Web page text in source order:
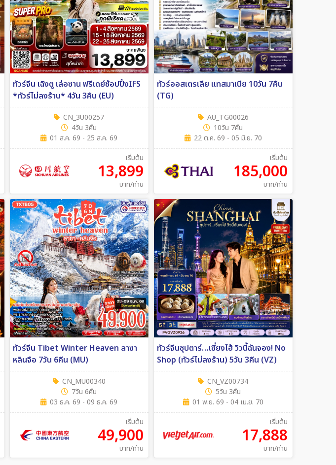
ทัวร์จีน เฉิงตู เล่อซาน ฟรีเดย์ช้อปปิ้งIFS
*ทัวร์ไม่ลงร้าน* 4วัน 3คืน (EU)
CN_3U00257
4วัน 3คืน
01 ส.ค. 69 - 25 ส.ค. 69
เริ่มต้น
13,899
บาท/ท่าน
ทัวร์ออสเตรเลีย แทสมาเนีย 10วัน 7คืน
(TG)
AU_TG00026
10วัน 7คืน
22 ต.ค. 69 - 05 มิ.ย. 70
เริ่มต้น
185,000
บาท/ท่าน
ทัวร์จีน Tibet Winter Heaven ลาซา
หลินจือ 7วัน 6คืน (MU)
CN_MU00340
7วัน 6คืน
03 ธ.ค. 69 - 09 ธ.ค. 69
เริ่มต้น
49,900
บาท/ท่าน
ทัวร์จีนซุปตาร์…เซี่ยงไฮ้ วิวนี้ฉันจอง! No
Shop (ทัวร์ไม่ลงร้าน) 5วัน 3คืน (VZ)
CN_VZ00734
5วัน 3คืน
01 พ.ย. 69 - 04 เม.ย. 70
เริ่มต้น
17,888
บาท/ท่าน